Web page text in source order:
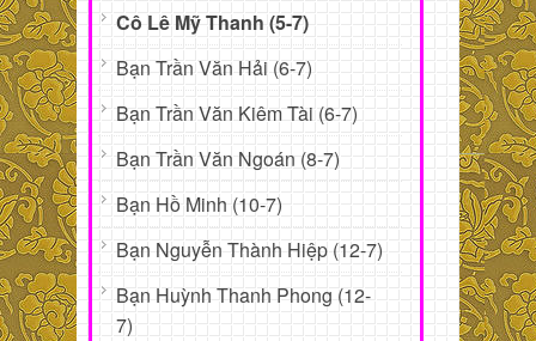
Cô Lê Mỹ Thanh (5-7)
Bạn Trần Văn Hải (6-7)
Bạn Trần Văn Kiêm Tài (6-7)
Bạn Trần Văn Ngoán (8-7)
Bạn Hồ Minh (10-7)
Bạn Nguyễn Thành Hiệp (12-7)
Bạn Huỳnh Thanh Phong (12-
7)